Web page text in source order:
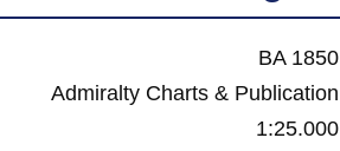
BA 1850
Admiralty Charts & Publication
1:25.000